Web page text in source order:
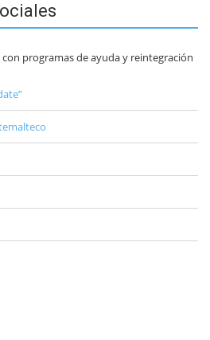
programas de ayuda y reintegración